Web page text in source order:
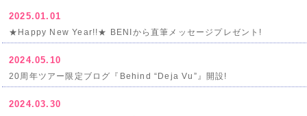
2025.01.01
★Happy New Year!!★ BENIから直筆メッセージプレゼント!
2024.05.10
20周年ツアー限定ブログ『Behind “Deja Vu”』開設!
2024.03.30